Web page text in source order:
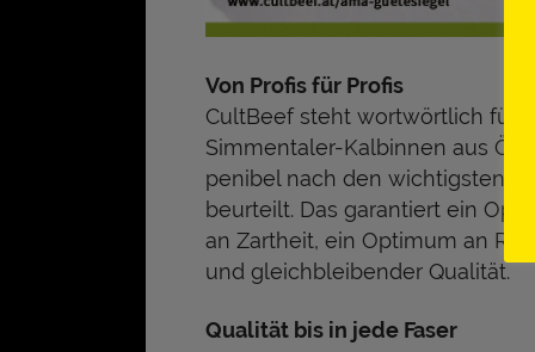
Von Profis für Profis
CultBeef steht wortwörtlich für
Simmentaler-Kalbinnen aus
penibel nach den wichtigsten
beurteilt. Das garantiert ein
an Zartheit, ein Optimum an
und gleichbleibender Qualität.
Qualität bis in jede Faser